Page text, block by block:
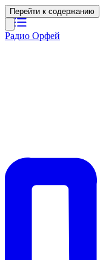
Перейти к содержанию
Радио Орфей